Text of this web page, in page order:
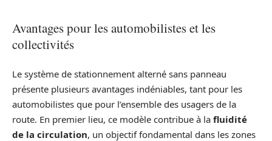
Avantages pour les automobilistes et les
collectivités
Le système de stationnement alterné sans panneau
présente plusieurs avantages indéniables, tant pour les
automobilistes que pour l’ensemble des usagers de la
route. En premier lieu, ce modèle contribue à la fluidité
de la circulation, un objectif fondamental dans les zones